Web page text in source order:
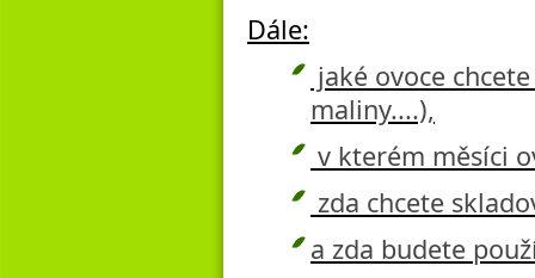
Dále:
jaké ovoce
maliny....),
v kterém měsíci
zda chcete
a zda budete